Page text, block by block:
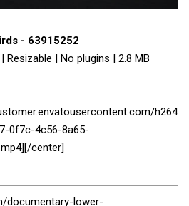
- 63915252
| No plugins | 2.8 MB
h264
0f7c-4c56-8a65-
center]
documentary-lower-